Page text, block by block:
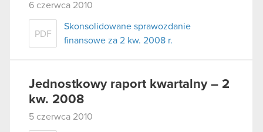
6 czerwca 2010
PDF
Skonsolidowane sprawozdanie
finansowe za 2 kw. 2008 r.
Jednostkowy raport kwartalny – 2
kw. 2008
5 czerwca 2010